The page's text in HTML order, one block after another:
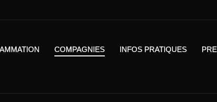
COMPAGNIES INFOS PRATIQUES